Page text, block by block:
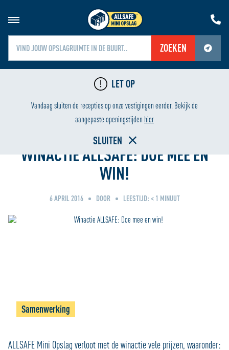
ZOEKEN
Jouw locatiediensten zijn uitgeschakeld.
Schakel jouw locatiediensten in om deze functie te gebruiken.
LET OP
Vandaag sluiten de recepties op onze vestigingen eerder. Bekijk de
aangepaste openingstijden hier
SLUITEN
LAAGSTE PRIJS
Home
WINACTIE ALLSAFE: DOE MEE EN
WIN!
6 APRIL 2016 DOOR LEESTIJD: < 1 MINUUT
Samenwerking
ALLSAFE Mini Opslag verloot met de winactie vele prijzen, waaronder: